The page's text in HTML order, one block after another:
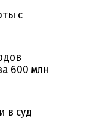
с
600 млн
в суд